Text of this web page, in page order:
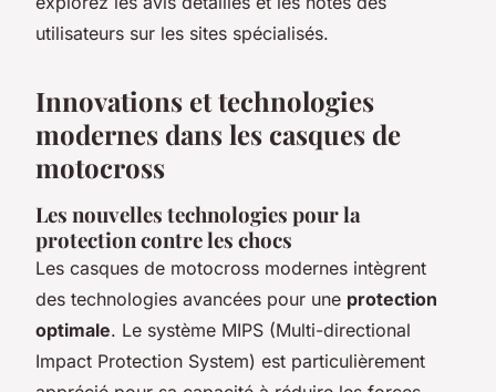
utilisateurs sur les sites spécialisés.
Innovations et technologies
modernes dans les casques de
motocross
Les nouvelles technologies pour la
protection contre les chocs
Les casques de motocross modernes intègrent
des technologies avancées pour une protection
optimale. Le système MIPS (Multi-directional
Impact Protection System) est particulièrement